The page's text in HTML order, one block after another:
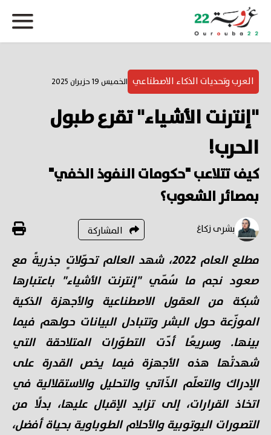
العرب وتحديات الذكاء الاصطناعي الخميس 19 حزيران 2025
"إنترنت الأشياء" تقرع طبول
الحرب!
كيف تتلاعب "حكومات النفوذ الخفي"
بمصائر الشعوب؟
بشرى زكاغ المشاركة
مطلع العام 2022، شهد العالم تحوّلاتٍ جذريةً مع
صعود نجم ما سُمّي "إنترنت الأشياء" باعتبارها
شبكة من العقول الاصطناعية والأجهزة الذكية
الموزّعة حول البشر وتتبادل البيانات حولهم فيما
بينها. وسريعًا أدّت التطوّرات المتلاحقة التي
شهدتْها هذه الأجهزة فيما يخص القدرة على
الإدراك والتعلّم الذّاتي والتحليل والاستقلالية في
اتخاذ القرارات، إلى تزايد الإقبال عليها، بدلًا من
التصورات اليوتوبية والأحلام الطوباوية بحياة أفضل،